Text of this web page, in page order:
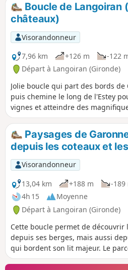
Boucle de Langoiran
châteaux)
Visorandonneur
7,96 km
+126 m -122
Départ à Langoiran (Gironde)
Jolie boucle qui part des bords de
puis chemine le long de l'Estey
vignes et atteindre des
rejoindre le château médiéval du
Paysages de
depuis les coteaux et
Visorandonneur
13,04 km
+188 m
-189
4h 15
Moyenne
Départ à Langoiran (Gironde)
Cette boucle permet de découvrir
depuis ses berges, mais aussi
qui bordent son lit majeur. Le
particulière mais avec un peu de